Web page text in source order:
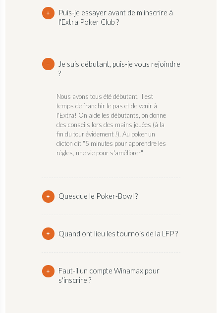
Puis-je essayer avant de m'inscrire à
l'Extra Poker Club ?
Je suis débutant, puis-je vous rejoindre
?
Nous avons tous été débutant. Il est
temps de franchir le pas et de venir à
l'Extra! On aide les débutants, on donne
des conseils lors des mains jouées (à la
fin du tour évidement !). Au poker un
dicton dit "5 minutes pour apprendre les
règles, une vie pour s'améliorer".
Quesque le Poker-Bowl ?
Quand ont lieu les tournois de la LFP ?
Faut-il un compte Winamax pour
s'inscrire ?